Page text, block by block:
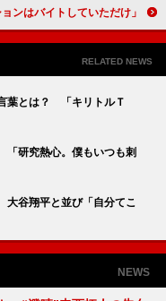
太が“プチ経歴詐称”を告白 「ジャズバーでセッションはバイトしていただけ」
RELATED NEWS
葉とは？ 「キリトルＴ
研究熱心。僕もいつも刺
谷翔平と並び「自分てこ
NEWS